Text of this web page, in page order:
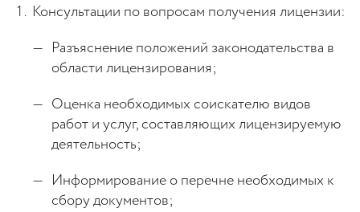
Консультации по вопросам получения лицензии:
Разъяснение положений законодательства в
области лицензирования;
Оценка необходимых соискателю видов
работ и услуг, составляющих лицензируемую
деятельность;
Информирование о перечне необходимых к
сбору документов;